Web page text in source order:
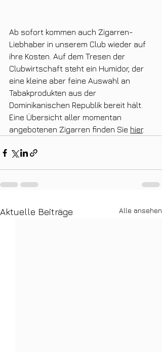
Ab sofort kommen auch Zigarren-
Liebhaber in unserem Club wieder auf
ihre Kosten. Auf dem Tresen der
Clubwirtschaft steht ein Humidor, der
eine kleine aber feine Auswahl an
Tabakprodukten aus der
Dominikanischen Republik bereit hält.
Eine Übersicht aller momentan
angebotenen Zigarren finden Sie hier.
Aktuelle Beiträge Alle ansehen